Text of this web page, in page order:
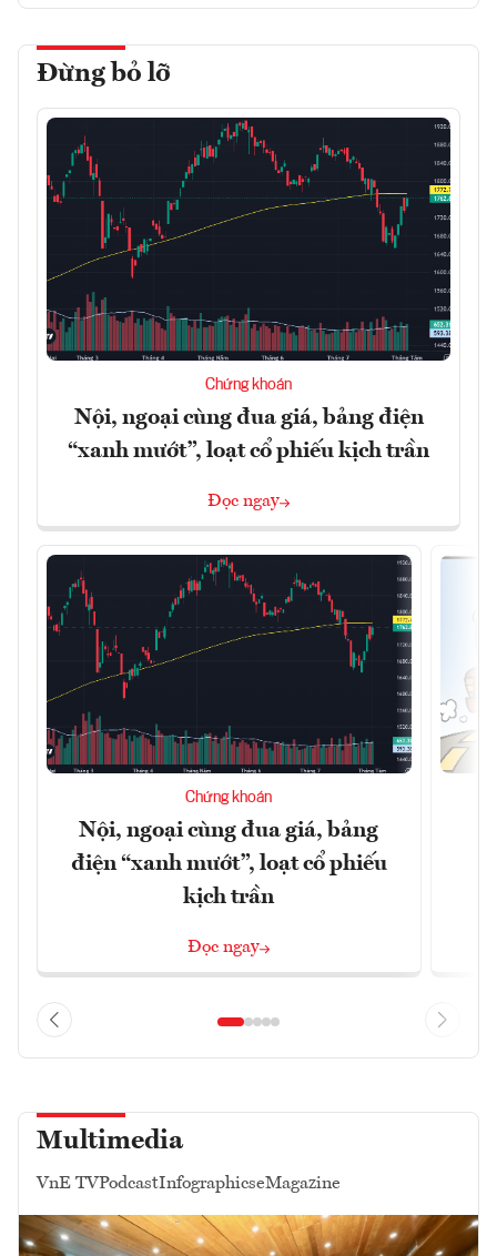
Đừng bỏ lỡ
Chứng khoán
Nội, ngoại cùng đua giá, bảng điện
“xanh mướt”, loạt cổ phiếu kịch trần
Đọc ngay
Chứng khoán
Nội, ngoại cùng đua giá, bảng
điện “xanh mướt”, loạt cổ phiếu
kịch trần
Đọc ngay
Multimedia
VnE TVPodcastInfographicseMagazine